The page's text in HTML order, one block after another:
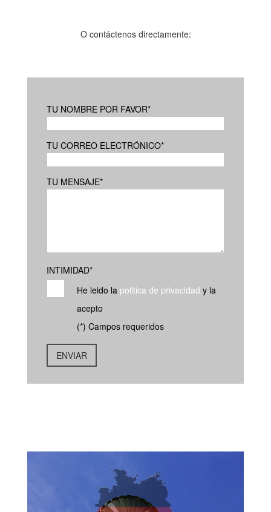
O contáctenos directamente:
TU NOMBRE POR FAVOR*
TU CORREO ELECTRÓNICO*
TU MENSAJE*
INTIMIDAD*
He leido la politica de privacidad y la
acepto
(*) Campos requeridos